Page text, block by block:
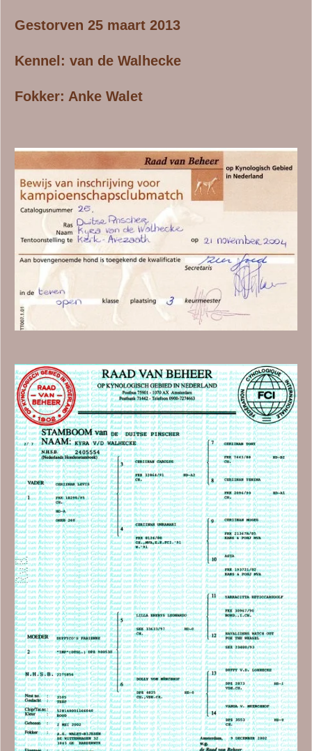
Gestorven 25 maart 2013
Kennel: van de Walhecke
Fokker: Anke Walet